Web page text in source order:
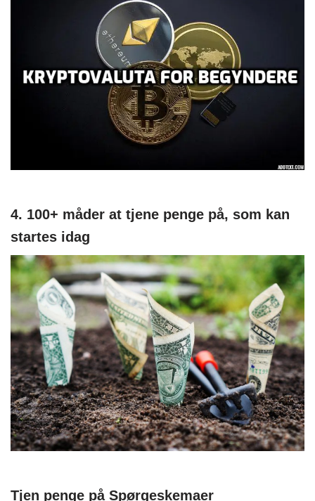
4. 100+ måder at tjene penge på, som kan
startes idag
Tjen penge på Spørgeskemaer